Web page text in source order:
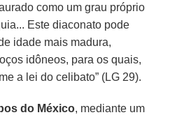
como um grau próprio
Este diaconato pode
idade mais madura,
idôneos, para os quais,
a lei do celibato” (LG 29).
do México, mediante um